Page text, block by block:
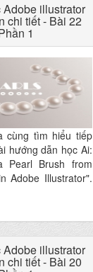
illustrator
chi tiết - Bài 22
1
cùng tìm hiểu tiếp
hướng dẫn học Ai:
Pearl Brush from
Adobe Illustrator".
illustrator
chi tiết - Bài 20